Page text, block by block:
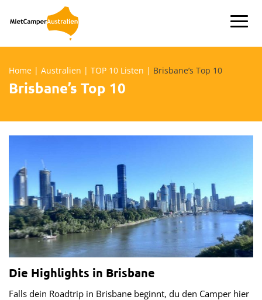
Home | Australien | TOP 10 Listen | Brisbane’s Top 10
Brisbane’s Top 10
Die Highlights in Brisbane
Falls dein Roadtrip in Brisbane beginnt, du den Camper hier